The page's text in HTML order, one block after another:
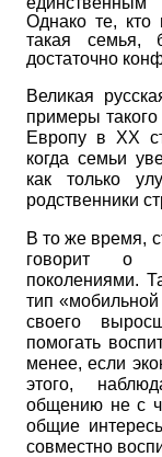
Однако те, кто
такая семья,
достаточно
Великая
примеры
Европу в XX
когда семьи
как только
родственники
В то же время,
говорит о
поколениями.
тип
своего
помогать
менее, если
этого,
общению не с
общие
совместно